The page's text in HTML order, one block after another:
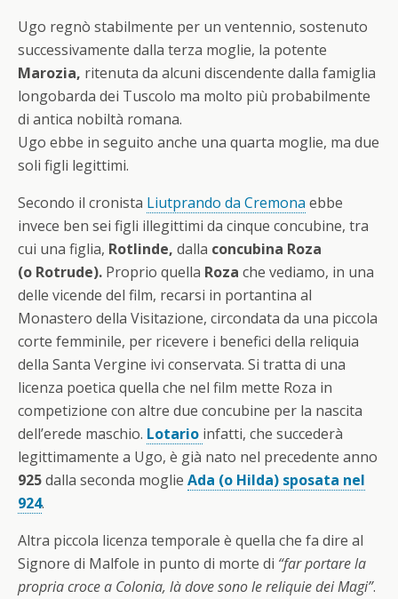
Ugo regnò stabilmente per un ventennio, sostenuto
successivamente dalla terza moglie, la potente
Marozia, ritenuta da alcuni discendente dalla famiglia
longobarda dei Tuscolo ma molto più probabilmente
di antica nobiltà romana.
Ugo ebbe in seguito anche una quarta moglie, ma due
soli figli legittimi.
Secondo il cronista Liutprando da Cremona ebbe
invece ben sei figli illegittimi da cinque concubine, tra
cui una figlia, Rotlinde, dalla concubina Roza
(o Rotrude). Proprio quella Roza che vediamo, in una
delle vicende del film, recarsi in portantina al
Monastero della Visitazione, circondata da una piccola
corte femminile, per ricevere i benefici della reliquia
della Santa Vergine ivi conservata. Si tratta di una
licenza poetica quella che nel film mette Roza in
competizione con altre due concubine per la nascita
dell’erede maschio. Lotario infatti, che succederà
legittimamente a Ugo, è già nato nel precedente anno
925dalla seconda moglie Ada (o Hilda) sposata nel
924.
Altra piccola licenza temporale è quella che fa dire al
Signore di Malfole in punto di morte di “far portare la
propria croce a Colonia, là dove sono le reliquie dei Magi”.